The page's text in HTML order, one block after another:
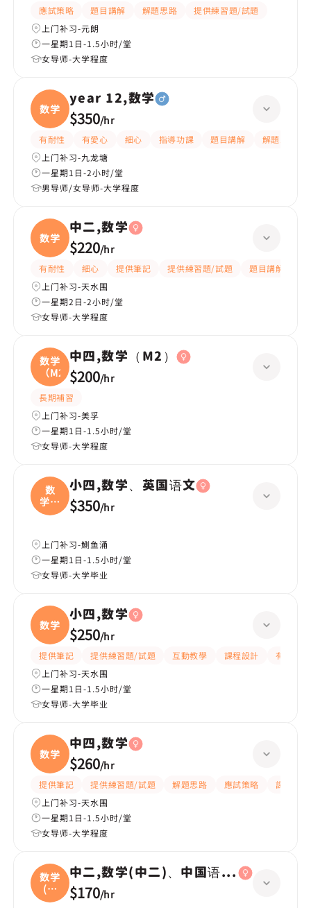
應試策略 題目講解 解題思路
提供練習題/試題
上门补习-元朗
一星期1日-1.5小时/堂
女导师-大学程度
数学
year 12,数学
$350/hr
有耐性 有愛心 細心 指導功課 題目講解
解題思路
上门补习-九龙塘
一星期1日-2小时/堂
男导师/女导师-大学程度
数学
中二,数学
$220/hr
有耐性 細心 提供筆記 提供練習題/試題 題目講解
上门补习-天水围
一星期2日-2小时/堂
女导师-大学程度
数学
（M2
中四,数学（M2）
$200/hr
長期補習
上门补习-美孚
一星期1日-1.5小时/堂
女导师-大学程度
数
学、
英国
小四,数学、英国语文
$350/hr
上门补习-鰂鱼涌
一星期1日-1.5小时/堂
女导师-大学毕业
数学
小四,数学
$250/hr
提供筆記 提供練習題/試題 互動教學 課程設計
有耐性
上门补习-天水围
一星期1日-1.5小时/堂
女导师-大学毕业
数学
中四,数学
$260/hr
提供筆記 提供練習題/試題 解題思路 應試策略
課程設計
上门补习-天水围
一星期1日-1.5小时/堂
女导师-大学程度
数学
(中
二
中二,数学(中二)、中国语文(中二)、英
$170/hr